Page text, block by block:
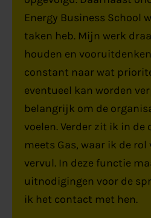
Energy Business School
taken heb. Mijn werk
houden en
constant naar wat
eventueel kan worden
belangrijk om de
voelen. Verder zit ik in
meets Gas, waar ik de rol
vervul. In deze functie
uitnodigingen voor de
ik het contact met hen.